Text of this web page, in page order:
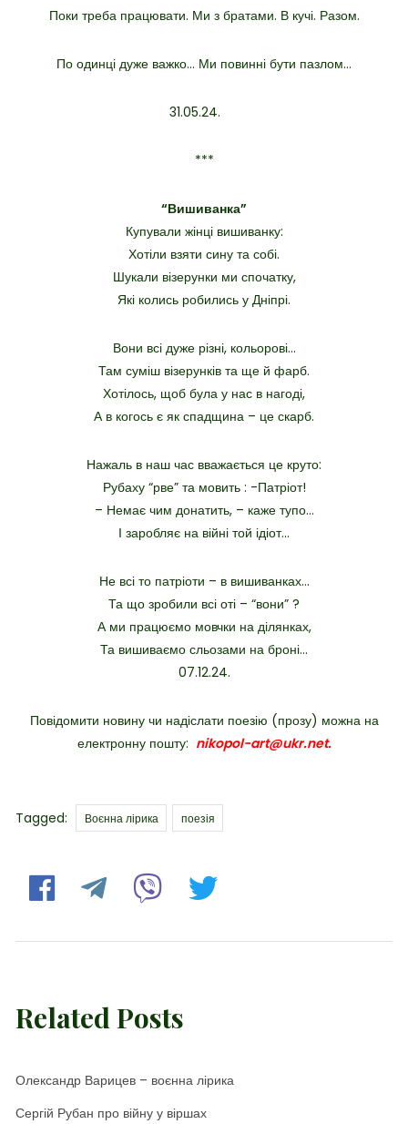
Поки треба працювати. Ми з братами. В кучі. Разом.
По одинці дуже важко… Ми повинні бути пазлом…
31.05.24.
***
“Вишиванка”
Купували жінці вишиванку:
Хотіли взяти сину та собі.
Шукали візерунки ми спочатку,
Які колись робились у Дніпрі.
Вони всі дуже різні, кольорові…
Там суміш візерунків та ще й фарб.
Хотілось, щоб була у нас в нагоді,
А в когось є як спадщина – це скарб.
Нажаль в наш час вважається це круто:
Рубаху “рве” та мовить : -Патріот!
– Немає чим донатить, – каже тупо…
І заробляє на війні той ідіот…
Не всі то патріоти – в вишиванках…
Та що зробили всі оті – “вони” ?
А ми працюємо мовчки на ділянках,
Та вишиваємо сльозами на броні…
07.12.24.
Повідомити новину чи надіслати поезію (прозу) можна на
електронну пошту: nikopol-art@ukr.net.
Tagged: Tags
Воєнна лірика поезія
Related Posts
Олександр Варицев – воєнна лірика
Сергій Рубан про війну у віршах